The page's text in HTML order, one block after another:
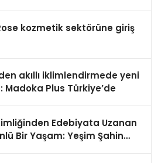
kozmetik sektörüne giriş
akıllı iklimlendirmede yeni
Madoka Plus Türkiye’de
Edebiyata Uzanan
Bir Yaşam: Yeşim Şahin